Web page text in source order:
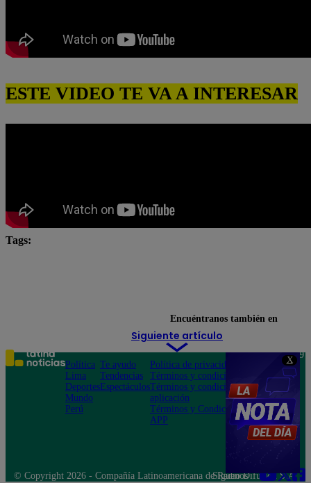
X
ESTE VIDEO TE VA A INTERESAR
Tags:
Siguiente artículo
Encuéntranos también en
Política
Lima
Deportes
Mundo
Perú
Te ayudo
Tendencias
Espectáculos
Política de privacidad
Términos y condiciones
Términos y condiciones
aplicación
Términos y Condiciones
APP
Teléfono: 219
Av. San
Felipe 968
Jesús María
© Copyright 2026 - Compañía Latinoamericana de Radio Difusión S.A.
Síguenos